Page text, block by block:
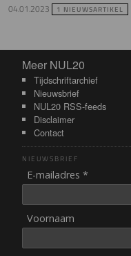
04.01.2023 1 NIEUWSARTIKEL
Meer NUL20
Meer NUL20
Tijdschriftarchief
Nieuwsbrief
NUL20 RSS-feeds
Disclaimer
Contact
NIEUWSBRIEF
E-mailadres *
Voornaam